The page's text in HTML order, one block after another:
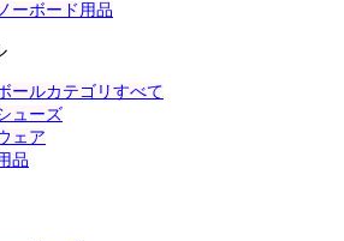
ーボード用品
ールカテゴリすべて
ューズ
ェア
品